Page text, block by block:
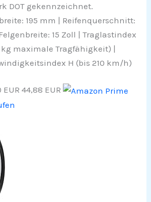
DOT gekennzeichnet.
195 mm | Reifenquerschnitt:
15 Zoll | Traglastindex
kg maximale Tragfähigkeit) |
H (bis 210 km/h)
EUR 44,88 EUR